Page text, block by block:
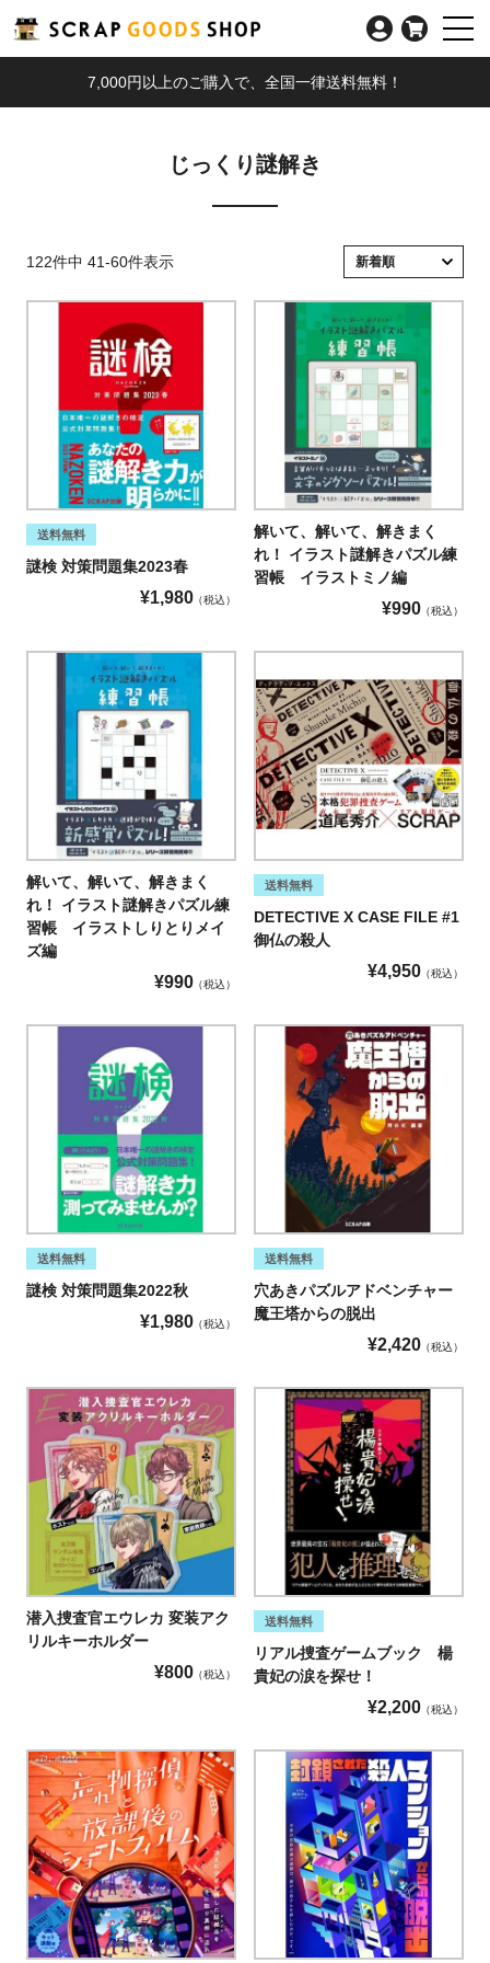
7,000円以上のご購入で、全国一律送料無料！
じっくり謎解き
新着順
122件中 41-60件表示
送料無料
謎検 対策問題集2023春
¥1,980 税込
解いて、解いて、解きまく
れ！ イラスト謎解きパズル練
習帳 イラストミノ編
¥990 税込
解いて、解いて、解きまく
れ！ イラスト謎解きパズル練
習帳 イラストしりとりメイ
ズ編
¥990 税込
送料無料
DETECTIVE X CASE FILE #1
御仏の殺人
¥4,950 税込
送料無料
謎検 対策問題集2022秋
¥1,980 税込
送料無料
穴あきパズルアドベンチャー
魔王塔からの脱出
¥2,420 税込
潜入捜査官エウレカ 変装アク
リルキーホルダー
¥800 税込
送料無料
リアル捜査ゲームブック 楊
貴妃の涙を探せ！
¥2,200 税込